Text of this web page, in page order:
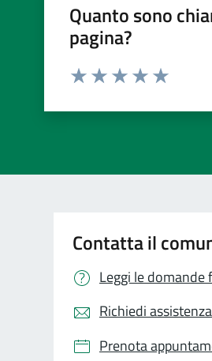
Quanto sono
pagina?
Contatta il
Leggi le domande
Richiedi assistenza
Prenota